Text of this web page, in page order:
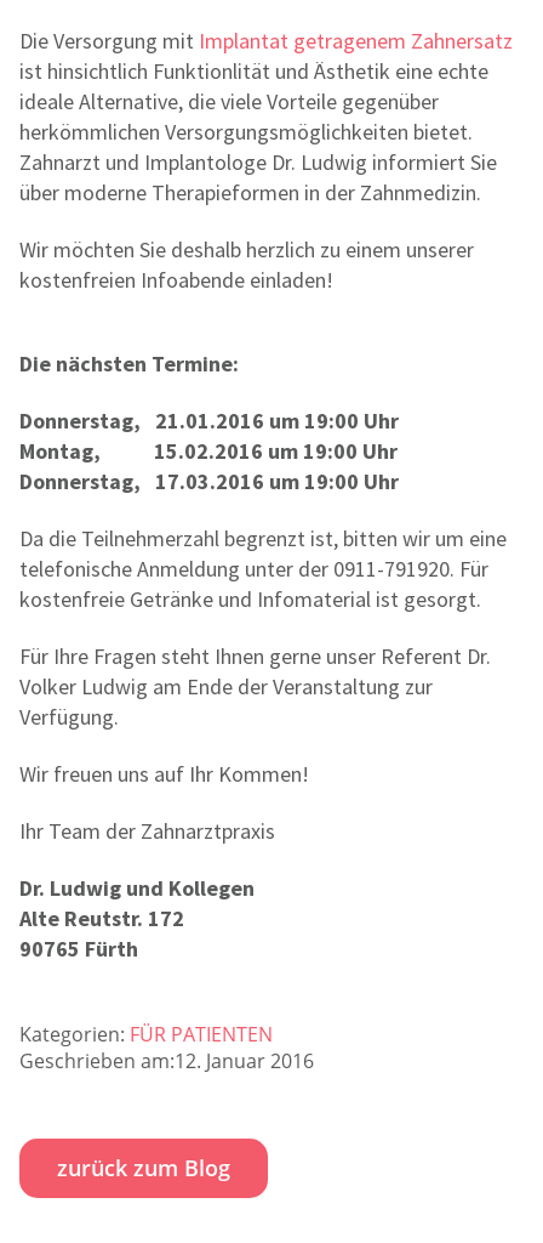
Die Versorgung mit Implantat getragenem Zahnersatz
ist hinsichtlich Funktionlität und Ästhetik eine echte
ideale Alternative, die viele Vorteile gegenüber
herkömmlichen Versorgungsmöglichkeiten bietet.
Zahnarzt und Implantologe Dr. Ludwig informiert Sie
über moderne Therapieformen in der Zahnmedizin.
Wir möchten Sie deshalb herzlich zu einem unserer
kostenfreien Infoabende einladen!
Die nächsten Termine:
Donnerstag, 21.01.2016 um 19:00 Uhr
Montag, 15.02.2016 um 19:00 Uhr
Donnerstag, 17.03.2016 um 19:00 Uhr
Da die Teilnehmerzahl begrenzt ist, bitten wir um eine
telefonische Anmeldung unter der 0911-791920. Für
kostenfreie Getränke und Infomaterial ist gesorgt.
Für Ihre Fragen steht Ihnen gerne unser Referent Dr.
Volker Ludwig am Ende der Veranstaltung zur
Verfügung.
Wir freuen uns auf Ihr Kommen!
Ihr Team der Zahnarztpraxis
Dr. Ludwig und Kollegen
Alte Reutstr. 172
90765 Fürth
Kategorien: FÜR PATIENTEN
Geschrieben am:12. Januar 2016
zurück zum Blog